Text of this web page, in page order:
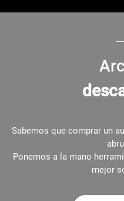
Sabemos que comprar un
Ponemos a la mano
mejor